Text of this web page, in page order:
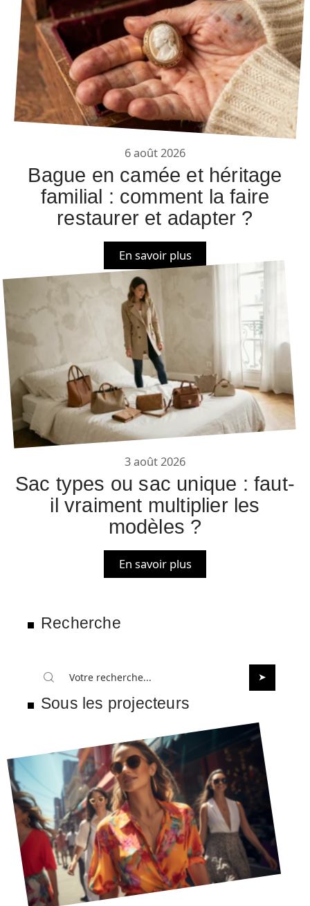
6 août 2026
Bague en camée et héritage
familial : comment la faire
restaurer et adapter ?
En savoir plus
3 août 2026
Sac types ou sac unique : faut-
il vraiment multiplier les
modèles ?
En savoir plus
Recherche
Sous les projecteurs